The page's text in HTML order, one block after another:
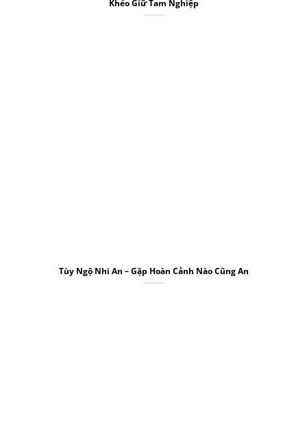
Khéo Giữ Tam Nghiệp
Tùy Ngộ Nhi An – Gặp Hoàn Cảnh Nào Cũng An